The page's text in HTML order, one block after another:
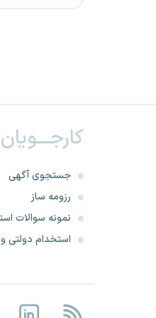
ایلام
شهرداری
شرکت کشت
خمینی
کارجـــویان
جستجوی آگهی
رزومه ساز
نمونه سوالات
استخدام دولتی